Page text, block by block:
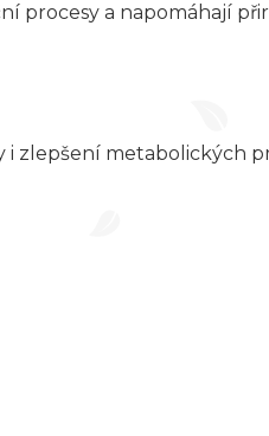
procesy a napomáhají
i zlepšení metabolických